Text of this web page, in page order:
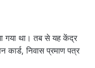
गया था। तब से यह केंद्र
निवास प्रमाण पत्र